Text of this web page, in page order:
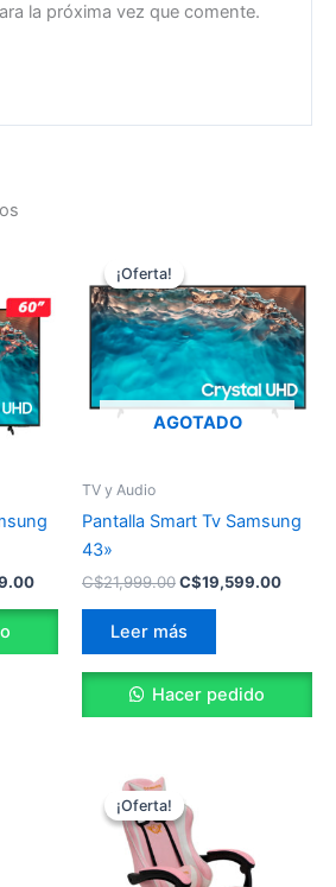
la próxima vez que comente.
es:
C$32,499.00.
¡Oferta!
AGOTADO
¡Oferta!
TV y Audio
Pantalla Smart Tv Samsung
43»
C$21,999.00
original
era:
C$21,999.00.
C$19,599.00
actual
es:
Leer más
Hacer pedido
¡Oferta!
¡Oferta!
original
era:
C$6,899.00.